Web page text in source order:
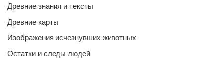
Древние знания и тексты
Древние карты
Изображения исчезнувших животных
Остатки и следы людей